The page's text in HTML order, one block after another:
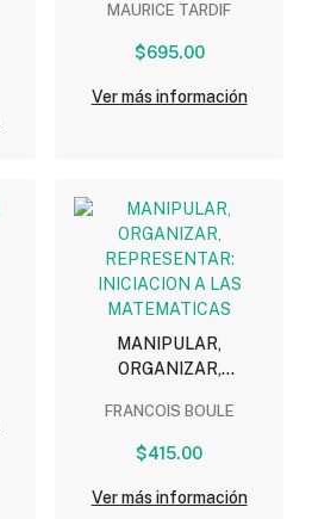
PROFESIONAL
MAURICE TARDIF
$695.00
Ver más información
MANIPULAR,
ORGANIZAR,
INICIACION A LAS
MATEMATICAS
FRANCOIS BOULE
$415.00
Ver más información